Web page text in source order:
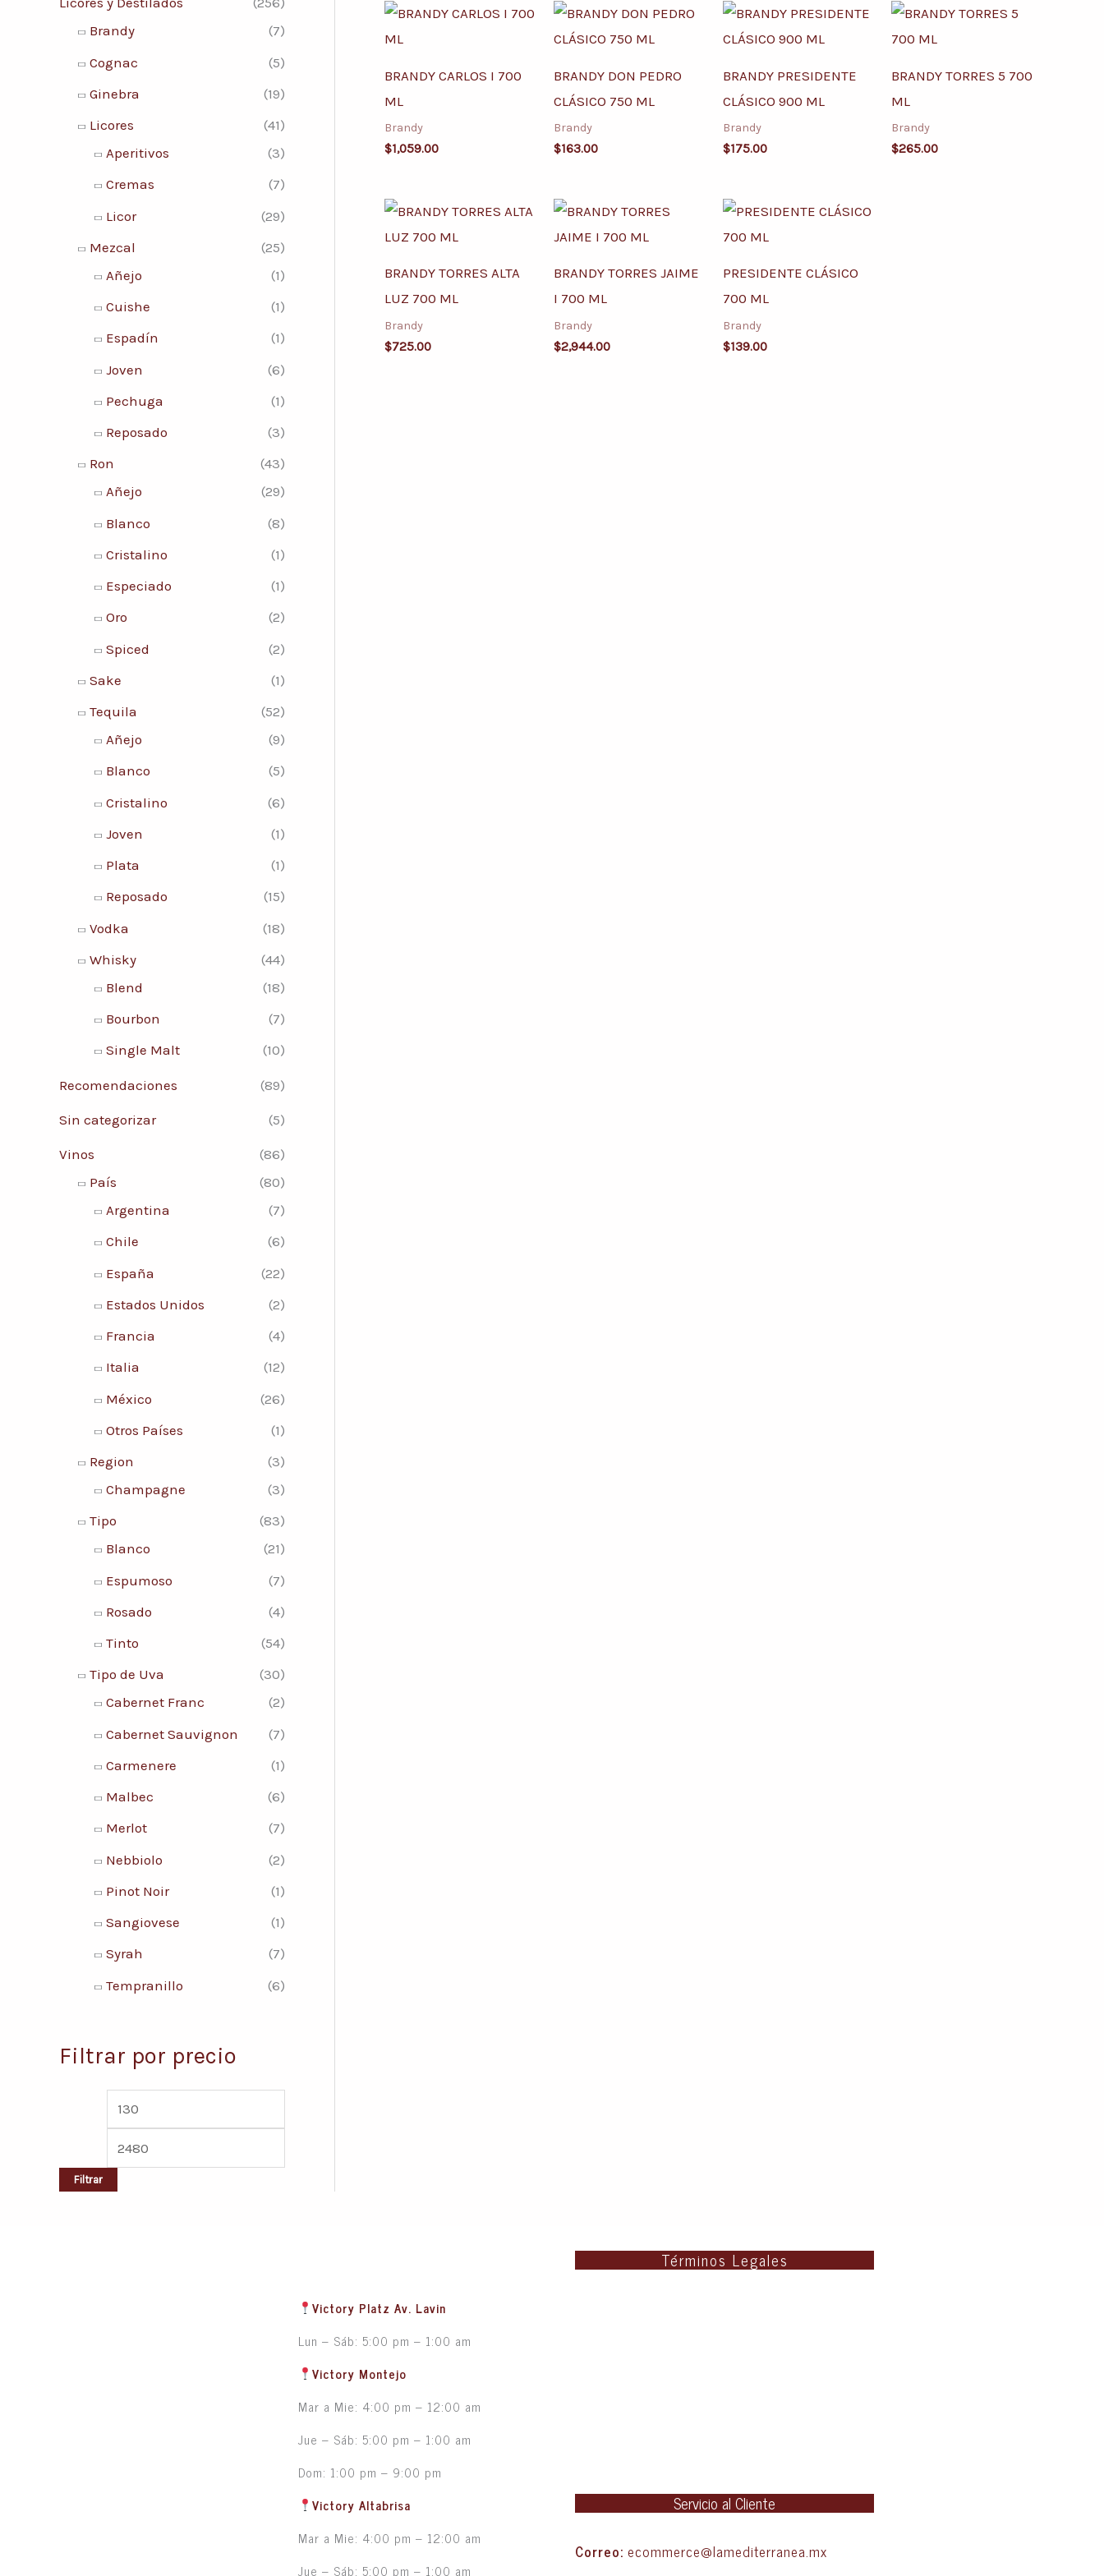
r
Brandy
(7)
Cognac
(5)
Ginebra
(19)
Licores
(41)
Aperitivos
(3)
Cremas
(7)
Licor
(29)
Mezcal
(25)
Añejo
(1)
Cuishe
(1)
Espadín
(1)
Joven
(6)
Pechuga
(1)
Reposado
(3)
Ron
(43)
Añejo
(29)
Blanco
(8)
Cristalino
(1)
Especiado
(1)
Oro
(2)
Spiced
(2)
Sake
(1)
Tequila
(52)
Añejo
(9)
Blanco
(5)
Cristalino
(6)
Joven
(1)
Plata
(1)
Reposado
(15)
Vodka
(18)
Whisky
(44)
Blend
(18)
Bourbon
(7)
Single Malt
(10)
Recomendaciones (89)
Sin categorizar (5)
Vinos
(86)
País
(80)
Argentina
(7)
Chile
(6)
España
(22)
Estados Unidos
(2)
Francia
(4)
Italia
(12)
México
(26)
Otros Países
(1)
Region
(3)
Champagne
(3)
Tipo
(83)
Blanco
(21)
Espumoso
(7)
Rosado
(4)
Tinto
(54)
Tipo de Uva
(30)
Cabernet Franc
(2)
Cabernet Sauvignon
(7)
Carmenere
(1)
Malbec
(6)
Merlot
(7)
Nebbiolo
(2)
Pinot Noir
(1)
Sangiovese
(1)
Syrah
(7)
Tempranillo
(6)
Filtrar por precio
í
n
i
m
o
Filtrar
BRANDY CARLOS I 700
ML
Brandy
$1,059.00
BRANDY DON PEDRO
CLÁSICO 750 ML
Brandy
$163.00
BRANDY PRESIDENTE
CLÁSICO 900 ML
Brandy
$175.00
BRANDY TORRES 5 700
ML
Brandy
$265.00
BRANDY TORRES ALTA
LUZ 700 ML
Brandy
$725.00
BRANDY TORRES JAIME
I 700 ML
Brandy
$2,944.00
PRESIDENTE CLÁSICO
700 ML
Brandy
$139.00
Victory Platz Av. Lavin
Lun – Sáb: 5:00 pm – 1:00 am
Victory Montejo
Mar a Mie: 4:00 pm – 12:00 am
Jue – Sáb: 5:00 pm – 1:00 am
Dom: 1:00 pm – 9:00 pm
Victory Altabrisa
Mar a Mie: 4:00 pm – 12:00 am
Jue – Sáb: 5:00 pm – 1:00 am
Términos Legales
Servicio al Cliente
Correo: ecommerce@lamediterranea.mx